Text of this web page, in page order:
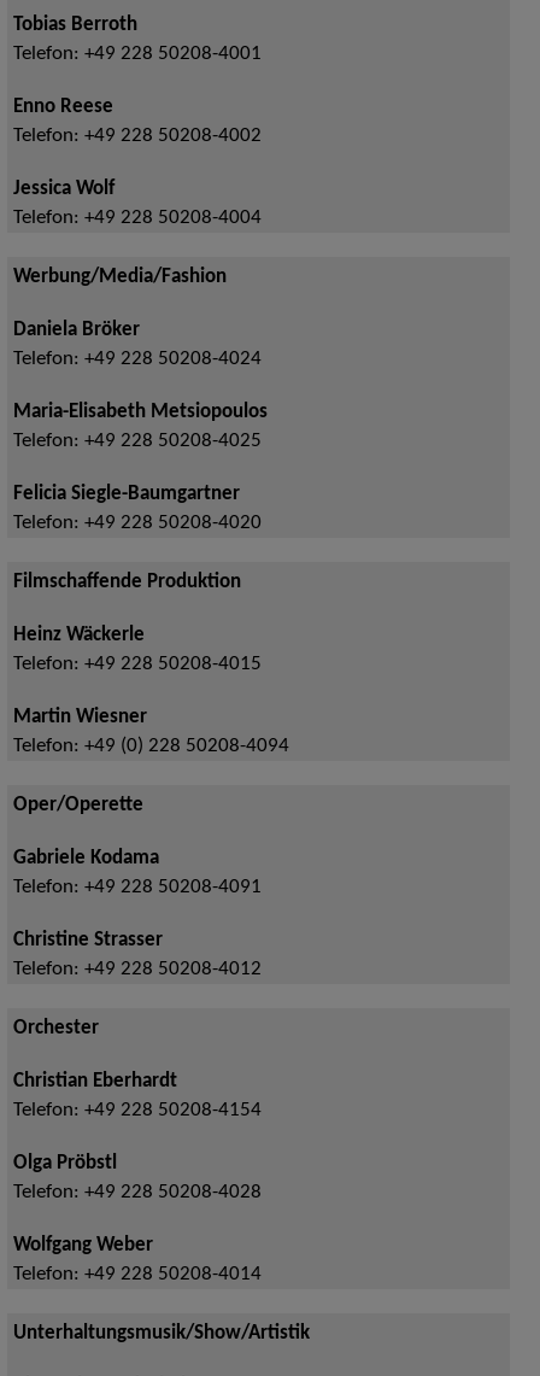
Tobias Berroth
Telefon: +49 228 50208-4001
Enno Reese
Telefon: +49 228 50208-4002
Jessica Wolf
Telefon: +49 228 50208-4004
Werbung/Media/Fashion
Daniela Bröker
Telefon: +49 228 50208-4024
Maria-Elisabeth Metsiopoulos
Telefon: +49 228 50208-4025
Felicia Siegle-Baumgartner
Telefon: +49 228 50208-4020
Filmschaffende Produktion
Heinz Wäckerle
Telefon: +49 228 50208-4015
Martin Wiesner
Telefon: +49 (0) 228 50208-4094
Oper/Operette
Gabriele Kodama
Telefon: +49 228 50208-4091
Christine Strasser
Telefon: +49 228 50208-4012
Orchester
Christian Eberhardt
Telefon: +49 228 50208-4154
Olga Pröbstl
Telefon: +49 228 50208-4028
Wolfgang Weber
Telefon: +49 228 50208-4014
Unterhaltungsmusik/Show/Artistik